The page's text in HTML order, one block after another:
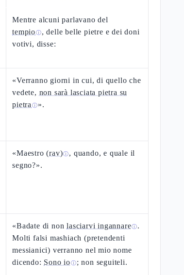
Mentre alcuni parlavano del
tempioⓘ, delle belle pietre e dei doni
votivi, disse:
«Verranno giorni in cui, di quello che
vedete, non sarà lasciata pietra su
pietra ⓘ».
«Maestro(rav)ⓘ, quando, e quale il
segno?».
«Badate di nonlasciarvi ingannareⓘ.
Molti falsi mashiach (pretendenti
messianici) verranno nel mio nome
dicendo: Sono ioⓘ; non seguiteli.